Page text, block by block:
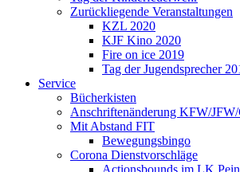
Zurückliegende Veranstaltungen
KZL 2020
KJF Kino 2020
Fire on ice 2019
Tag der Jugendsprecher
Service
Bücherkisten
Anschriftenänderung KFW/
Mit Abstand FIT
Bewegungsbingo
Corona Dienstvorschläge
Actionsbounds im LK